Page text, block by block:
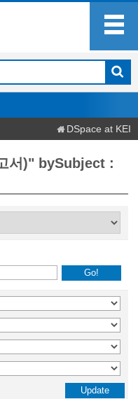
DSpace at KEI
서)" bySubject :